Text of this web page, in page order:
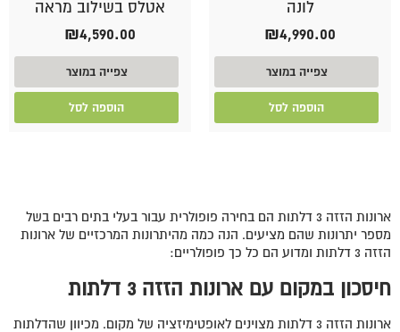
לונה
₪4,990.00
צפייה במוצר
הוספה לסל
אטלס בשילוב מראה
₪4,590.00
צפייה במוצר
הוספה לסל
ארונות הזזה 3 דלתות הם בחירה פופולרית עבור בעלי בתים רבים בשל
מספר יתרונות שהם מציעים. הנה כמה מהיתרונות המרכזיים של ארונות
הזזה 3 דלתות ומדוע הם כל כך פופולריים:
חיסכון במקום עם ארונות הזזה 3 דלתות
ארונות הזזה 3 דלתות מצוינים לאופטימיזציה של מקום. מכיוון שהדלתות